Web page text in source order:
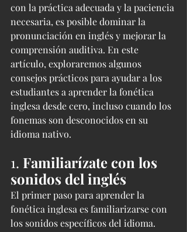
con la práctica adecuada y la paciencia
necesaria, es posible dominar la
pronunciación en inglés y mejorar la
comprensión auditiva. En este
artículo, exploraremos algunos
consejos prácticos para ayudar a los
estudiantes a aprender la fonética
inglesa desde cero, incluso cuando los
fonemas son desconocidos en su
idioma nativo.
1. Familiarízate con los
sonidos del inglés
El primer paso para aprender la
fonética inglesa es familiarizarse con
los sonidos específicos del idioma.